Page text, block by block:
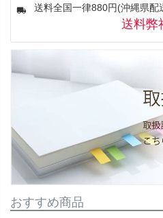
送料全国一律880円(沖縄県
送料弊
おすすめ商品